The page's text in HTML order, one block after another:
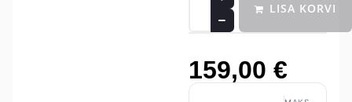
LISA KORVI
159,00 €